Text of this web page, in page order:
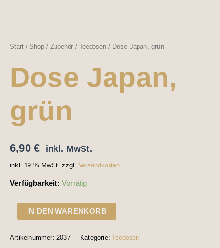
Start/ Shop/Zubehör / Teedosen/ Dose Japan, grün
Dose Japan,
grün
6,90 € inkl. MwSt.
inkl. 19 % MwSt. zzgl. Versandkosten
Verfügbarkeit: Vorrätig
IN DEN WARENKORB
Artikelnummer: 2037 Kategorie:Teedosen